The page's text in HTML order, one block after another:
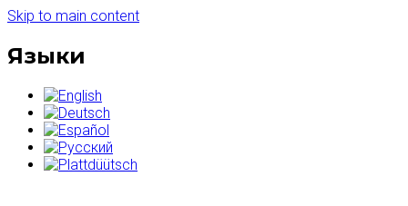
Skip to main content
Языки